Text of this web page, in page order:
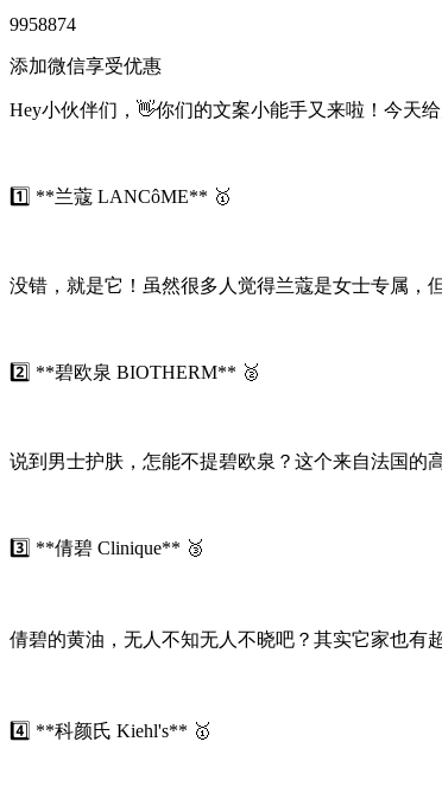
9958874
添加微信享受优惠
Hey小伙伴们，👋你们的文案小能手又来啦！今天
1️⃣ **兰蔻 LANCôME** 🥇
没错，就是它！虽然很多人觉得兰蔻是女士专属，
2️⃣ **碧欧泉 BIOTHERM** 🥈
说到男士护肤，怎能不提碧欧泉？这个来自法国的
3️⃣ **倩碧 Clinique** 🥉
倩碧的黄油，无人不知无人不晓吧？其实它家也有
4️⃣ **科颜氏 Kiehl's** 🥇